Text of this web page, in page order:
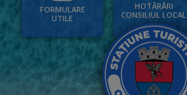
FORMULARE
UTILE
HOTĂRÂRI
CONSILIUL LOCAL